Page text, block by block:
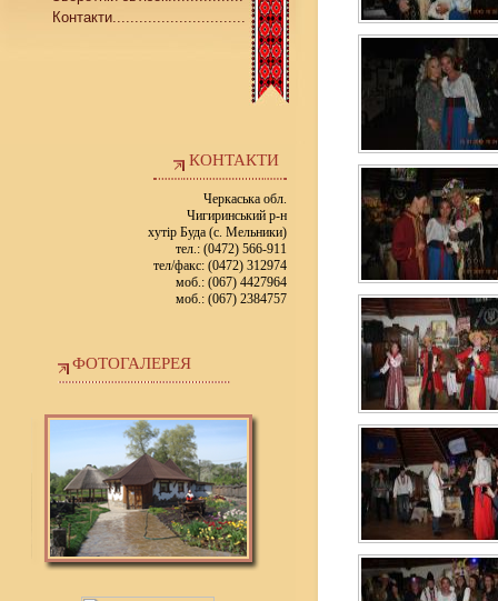
Контакти..............................
КОНТАКТИ
Черкаська обл.
Чигиринський р-н
хутір Буда (с. Мельники)
тел.: (0472) 566-911
тел/факс: (0472) 312974
моб.: (067) 4427964
моб.: (067) 2384757
ФОТОГАЛЕРЕЯ